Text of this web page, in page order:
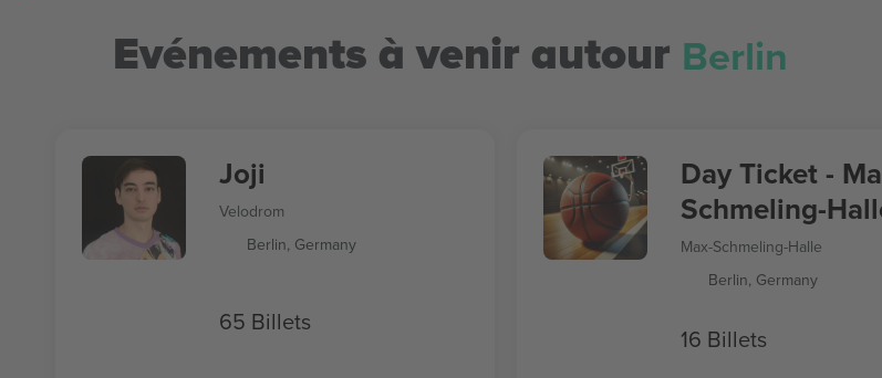
Evénements à venir autour Berlin
Joji
Velodrom
Berlin, Germany
65 Billets
Day Ticket -
Schmeling-
Women’s
Basketball World
Max-Schmeling-Halle
Berlin, Germany
16 Billets